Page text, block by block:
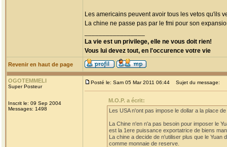
Les americains peuvent avoir tous les vetos qu'ils
La chine ne passe pas par le fmi pour son
La vie est un privilege, elle ne vous doit rien!
Vous lui devez tout, en l'occurence votre vie
Revenir en haut de page
OGOTEMMELI
Super Posteur
Inscrit le: 09 Sep 2004
Messages: 1498
Posté le: Sam 05 Mar 2011 06:44 Sujet du message:
M.O.P. a écrit:
Les USA n'ont pas impose le dollar a la place
La Chine n'en n'a pas besoin pour imposer le
est la 1ere puissance exportatrice de biens
La chine a decide de n'utiliser plus que le
comme monnaie de reserve.